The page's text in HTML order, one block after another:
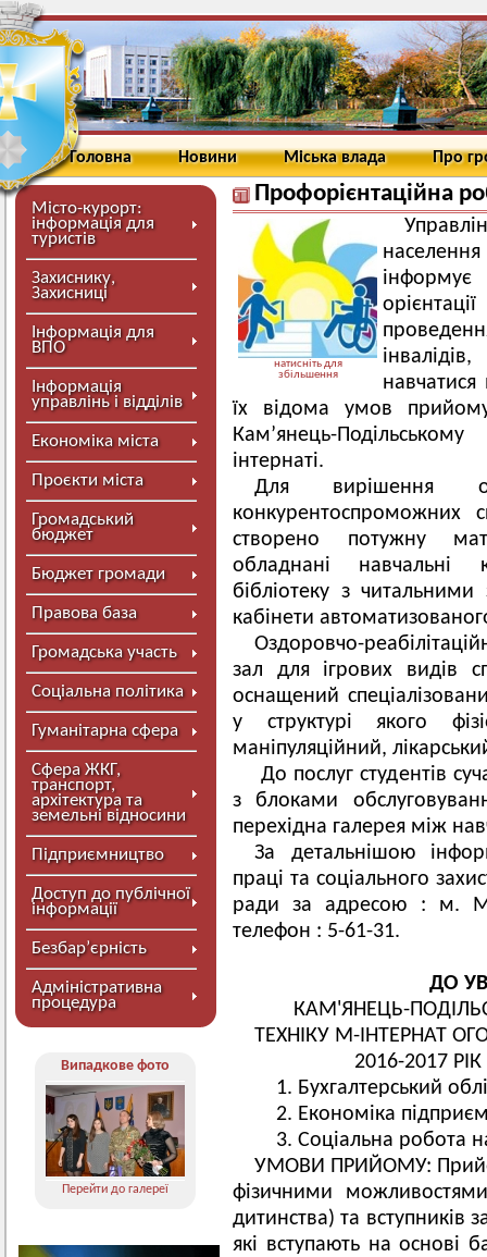
Головна Новини Міська влада Про
Місто-курорт:
інформація для
туристів
Захиснику,
Захисниці
Інформація для
ВПО
Інформація
управлінь і відділів
Економіка міста
Проєкти міста
Громадський
бюджет
Бюджет громади
Правова база
Громадська участь
Соціальна політика
Гуманітарна сфера
Сфера ЖКГ,
транспорт,
архітектура та
земельні відносини
Підприємництво
Доступ до публічної
інформації
Безбар’єрність
Адміністративна
процедура
Випадкове фото
Перейти до галереї
Профорієнтаційна
натисніть для
збільшення
навчатися
їх відома умов
Кам’янець-
інтернаті.
Для вирішення
конкурентоспроможних
створено потужну
обладнані навчальні
бібліотеку з
кабінети
Оздоровчо-
зал для ігрових видів
оснащений
у структурі якого
маніпуляційний,
До послуг студентів
з блоками
перехідна галерея між
За детальнішою
праці та соціального
ради за адресою : м.
телефон : 5-61-31.
ДО
КАМ'ЯНЕЦЬ-
ТЕХНІКУ М-ІНТЕРНАТ
2016-2017
Бухгалтерський
Економіка
Соціальна робота
УМОВИ ПРИЙОМУ:
фізичними можливостями
дитинства) та вступників
які вступають на основі